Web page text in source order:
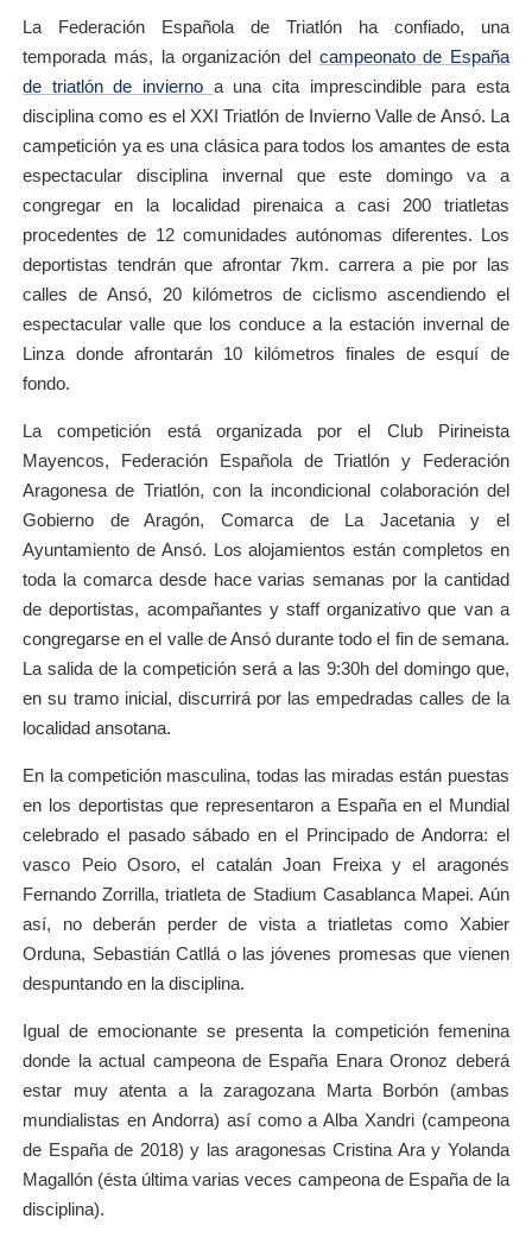
La Federación Española de Triatlón ha confiado, una
temporada más, la organización del campeonato de España
de triatlón de invierno a una cita imprescindible para esta
disciplina como es el XXI Triatlón de Invierno Valle de Ansó. La
campetición ya es una clásica para todos los amantes de esta
espectacular disciplina invernal que este domingo va a
congregar en la localidad pirenaica a casi 200 triatletas
procedentes de 12 comunidades autónomas diferentes. Los
deportistas tendrán que afrontar 7km. carrera a pie por las
calles de Ansó, 20 kilómetros de ciclismo ascendiendo el
espectacular valle que los conduce a la estación invernal de
Linza donde afrontarán 10 kilómetros finales de esquí de
fondo.
La competición está organizada por el Club Pirineista
Mayencos, Federación Española de Triatlón y Federación
Aragonesa de Triatlón, con la incondicional colaboración del
Gobierno de Aragón, Comarca de La Jacetania y el
Ayuntamiento de Ansó. Los alojamientos están completos en
toda la comarca desde hace varias semanas por la cantidad
de deportistas, acompañantes y staff organizativo que van a
congregarse en el valle de Ansó durante todo el fin de semana.
La salida de la competición será a las 9:30h del domingo que,
en su tramo inicial, discurrirá por las empedradas calles de la
localidad ansotana.
En la competición masculina, todas las miradas están puestas
en los deportistas que representaron a España en el Mundial
celebrado el pasado sábado en el Principado de Andorra: el
vasco Peio Osoro, el catalán Joan Freixa y el aragonés
Fernando Zorrilla, triatleta de Stadium Casablanca Mapei. Aún
así, no deberán perder de vista a triatletas como Xabier
Orduna, Sebastián Catllá o las jóvenes promesas que vienen
despuntando en la disciplina.
Igual de emocionante se presenta la competición femenina
donde la actual campeona de España Enara Oronoz deberá
estar muy atenta a la zaragozana Marta Borbón (ambas
mundialistas en Andorra) así como a Alba Xandri (campeona
de España de 2018) y las aragonesas Cristina Ara y Yolanda
Magallón (ésta última varias veces campeona de España de la
disciplina).